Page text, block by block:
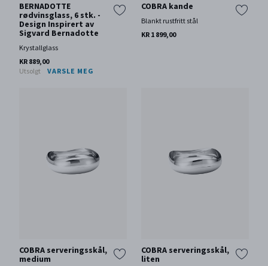
BERNADOTTE
rødvinsglass, 6 stk. -
Design Inspirert av
Sigvard Bernadotte
Krystallglass
KR 889,00
Utsolgt
VARSLE MEG
COBRA kande
Blankt rustfritt stål
KR 1 899,00
COBRA serveringsskål,
medium
COBRA serveringsskål,
liten